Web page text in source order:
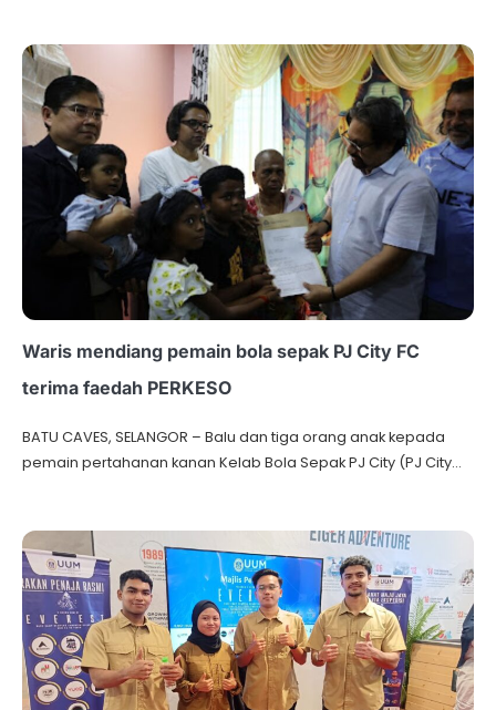
Waris mendiang pemain bola sepak PJ City FC
terima faedah PERKESO
BATU CAVES, SELANGOR – Balu dan tiga orang anak kepada
pemain pertahanan kanan Kelab Bola Sepak PJ City (PJ City…